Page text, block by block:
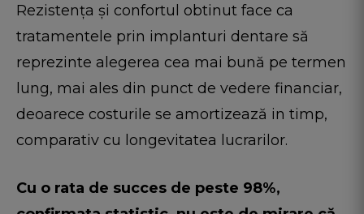
Rezistența și confortul obtinut face ca
tratamentele prin implanturi dentare să
reprezinte alegerea cea mai bună pe termen
lung, mai ales din punct de vedere financiar,
deoarece costurile se amortizează in timp,
comparativ cu longevitatea lucrarilor.
Cu o rata de succes de peste 98%,